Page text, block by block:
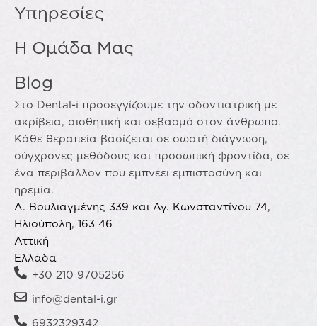
Υπηρεσίες
Η Ομάδα Μας
Blog
Στο Dental-i προσεγγίζουμε την οδοντιατρική με
ακρίβεια, αισθητική και σεβασμό στον άνθρωπο.
Κάθε θεραπεία βασίζεται σε σωστή διάγνωση,
σύγχρονες μεθόδους και προσωπική φροντίδα, σε
ένα περιβάλλον που εμπνέει εμπιστοσύνη και
ηρεμία.
Λ. Βουλιαγμένης 339 και Αγ. Κωνσταντίνου 74,
Ηλιούπολη, 163 46
Αττική
Ελλάδα
+30 210 9705256
info@dental-i.gr
6932329342